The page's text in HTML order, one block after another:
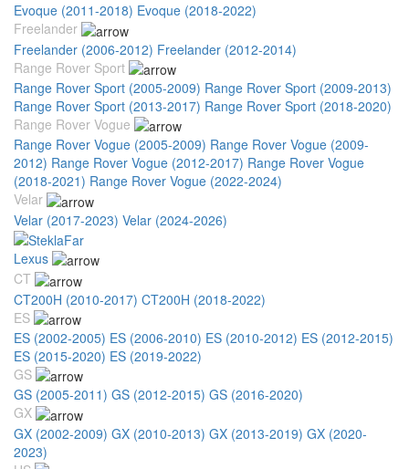
Evoque (2011-2018) Evoque (2018-2022)
Freelander
Freelander (2006-2012) Freelander (2012-2014)
Range Rover Sport
Range Rover Sport (2005-2009) Range Rover Sport (2009-2013)
Range Rover Sport (2013-2017) Range Rover Sport (2018-2020)
Range Rover Vogue
Range Rover Vogue (2005-2009) Range Rover Vogue (2009-
2012) Range Rover Vogue (2012-2017) Range Rover Vogue
(2018-2021) Range Rover Vogue (2022-2024)
Velar
Velar (2017-2023) Velar (2024-2026)
Lexus
CT
CT200H (2010-2017) CT200H (2018-2022)
ES
ES (2002-2005) ES (2006-2010) ES (2010-2012) ES (2012-2015)
ES (2015-2020) ES (2019-2022)
GS
GS (2005-2011) GS (2012-2015) GS (2016-2020)
GX
GX (2002-2009) GX (2010-2013) GX (2013-2019) GX (2020-
2023)